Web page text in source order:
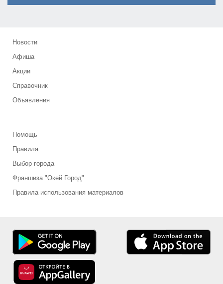
Новости
Афиша
Акции
Справочник
Объявления
Помощь
Правила
Выбор города
Франшиза "Окей Город"
Правила использования материалов